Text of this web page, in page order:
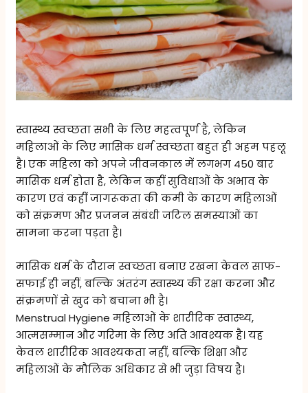
स्वास्थ्य स्वच्छता सभी के लिए महत्वपूर्ण है, लेकिन
महिलाओं के लिए मासिक धर्म स्वच्छता बहुत ही अहम पहलू
है। एक महिला को अपने जीवनकाल में लगभग 450 बार
मासिक धर्म होता है, लेकिन कहीं सुविधाओं के अभाव के
कारण एवं कहीं जागरूकता की कमी के कारण महिलाओं
को संक्रमण और प्रजनन संबंधी जटिल समस्याओं का
सामना करना पड़ता है।
मासिक धर्म के दौरान स्वच्छता बनाए रखना केवल साफ-
सफाई ही नहीं, बल्कि अंतरंग स्वास्थ्य की रक्षा करना और
संक्रमणों से खुद को बचाना भी है।
Menstrual Hygiene महिलाओं के शारीरिक स्वास्थ्य,
आत्मसम्मान और गरिमा के लिए अति आवश्यक है। यह
केवल शारीरिक आवश्यकता नहीं, बल्कि शिक्षा और
महिलाओं के मौलिक अधिकार से भी जुड़ा विषय है।